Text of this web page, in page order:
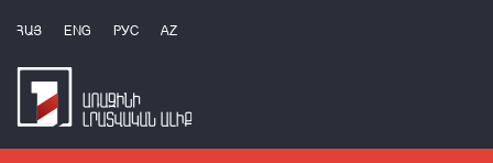
ՀԱՅ ENG РУС AZ